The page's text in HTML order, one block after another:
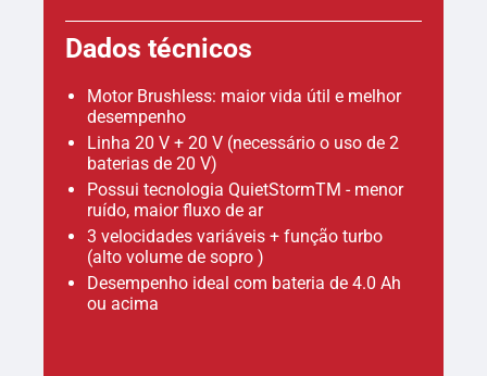
Dados técnicos
Motor Brushless: maior vida útil e melhor
desempenho
Linha 20 V + 20 V (necessário o uso de 2
baterias de 20 V)
Possui tecnologia QuietStormTM - menor
ruído, maior fluxo de ar
3 velocidades variáveis + função turbo
(alto volume de sopro )
Desempenho ideal com bateria de 4.0 Ah
ou acima